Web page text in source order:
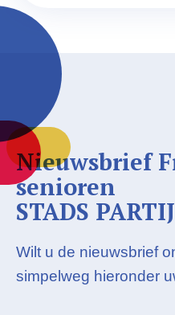
Nieuwsbrief
senioren
STADS
Wilt u de nieuwsbrief
simpelweg hieronder